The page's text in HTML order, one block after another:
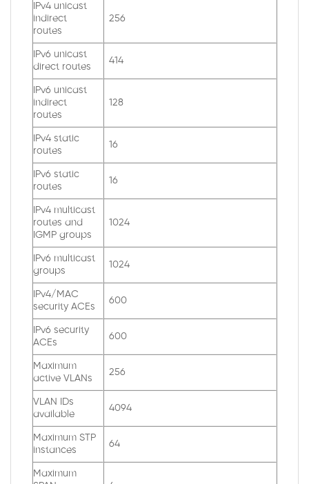
IPv4 unicast
indirect
routes
256
IPv6 unicast
direct routes
414
IPv6 unicast
indirect
routes
128
IPv4 static
routes
16
IPv6 static
routes
16
IPv4 multicast
routes and
IGMP groups
1024
IPv6 multicast
groups
1024
IPv4/MAC
security ACEs
600
IPv6 security
ACEs
600
Maximum
active VLANs
256
VLAN IDs
available
4094
Maximum STP
instances
64
Maximum